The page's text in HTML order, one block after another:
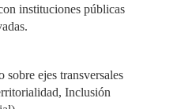
instituciones públicas
sobre ejes transversales
Inclusión